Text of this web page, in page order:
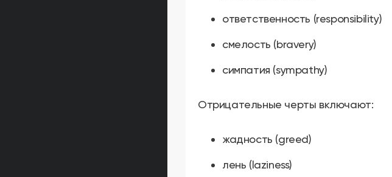
ответственность (responsibility)
смелость (bravery)
симпатия (sympathy)
Отрицательные черты включают:
жадность (greed)
лень (laziness)